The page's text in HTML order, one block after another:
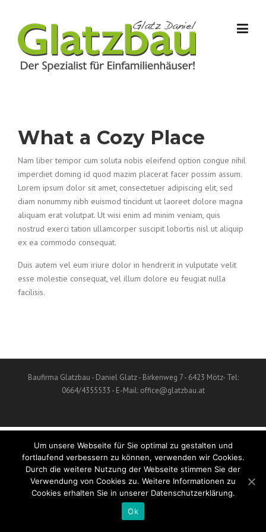
What a Cozy Place
Nam liber tempor cum soluta nobis eleifend option congue nihil
imperdiet doming id quod mazim placerat facer possim assum.
Lorem ipsum dolor sit amet, consectetuer adipiscing elit, sed
diam nonummy nibh euismod tincidunt ut laoreet dolore magna
aliquam erat volutpat. Ut wisi enim ad minim veniam, quis
nostrud exerci tation ullamcorper suscipit lobortis nisl ut aliquip
ex ea commodo consequat.
Duis autem vel eum iriure dolor in hendrerit in vulputate velit
esse molestie consequat, vel illum dolore eu feugiat nulla
facilisis.
Baufirma Glatzbau - Daniel Glatz - Birkenweg 7 - 6423 Mötz- Tel:
0664/4355533 - E-Mail: office@glatzbau.at
Um unsere Webseite für Sie optimal zu gestalten und
fortlaufend verbessern zu können, verwenden wir Cookies.
Durch die weitere Nutzung der Webseite stimmen Sie der
Verwendung von Cookies zu. Weitere Informationen zu
Cookies erhalten Sie in unserer Datenschutzerklärung.
Ok